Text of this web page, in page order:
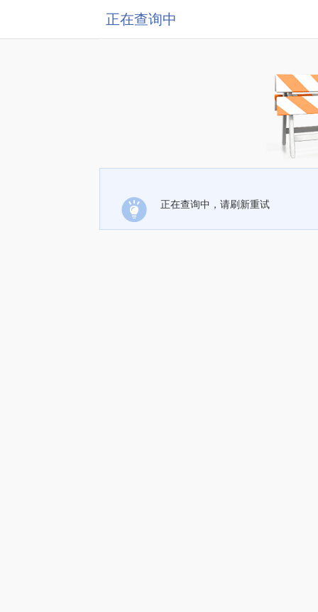
正在查询中
正在查询中，请刷新重试